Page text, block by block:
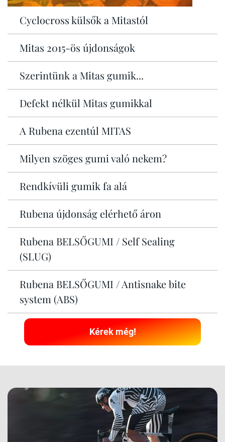
Cyclocross külsők a Mitastól
Mitas 2015-ös újdonságok
Szerintünk a Mitas gumik...
Defekt nélkül Mitas gumikkal
A Rubena ezentúl MITAS
Milyen szöges gumi való nekem?
Rendkívüli gumik fa alá
Rubena újdonság elérhető áron
Rubena BELSŐGUMI / Self Sealing
(SLUG)
Rubena BELSŐGUMI / Antisnake bite
system (ABS)
Kérek még!